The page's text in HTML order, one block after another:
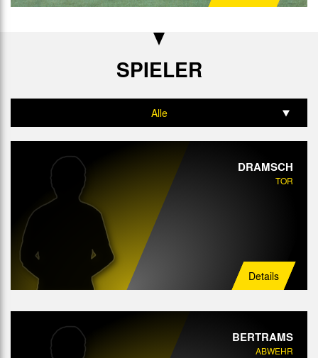
SPIELER
Alle
Tor
Mittelfeld
Angriff
DRAMSCH
TOR
Details
BERTRAMS
ABWEHR